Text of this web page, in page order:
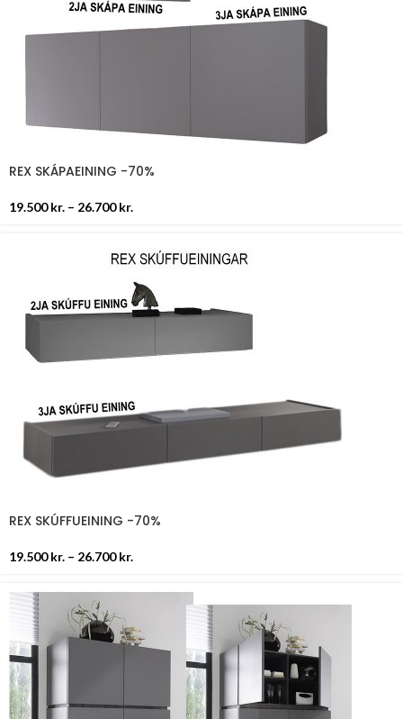
REX SKÁPAEINING -70%
19.500kr. – 26.700kr.
REX SKÚFFUEINING -70%
19.500kr. – 26.700kr.